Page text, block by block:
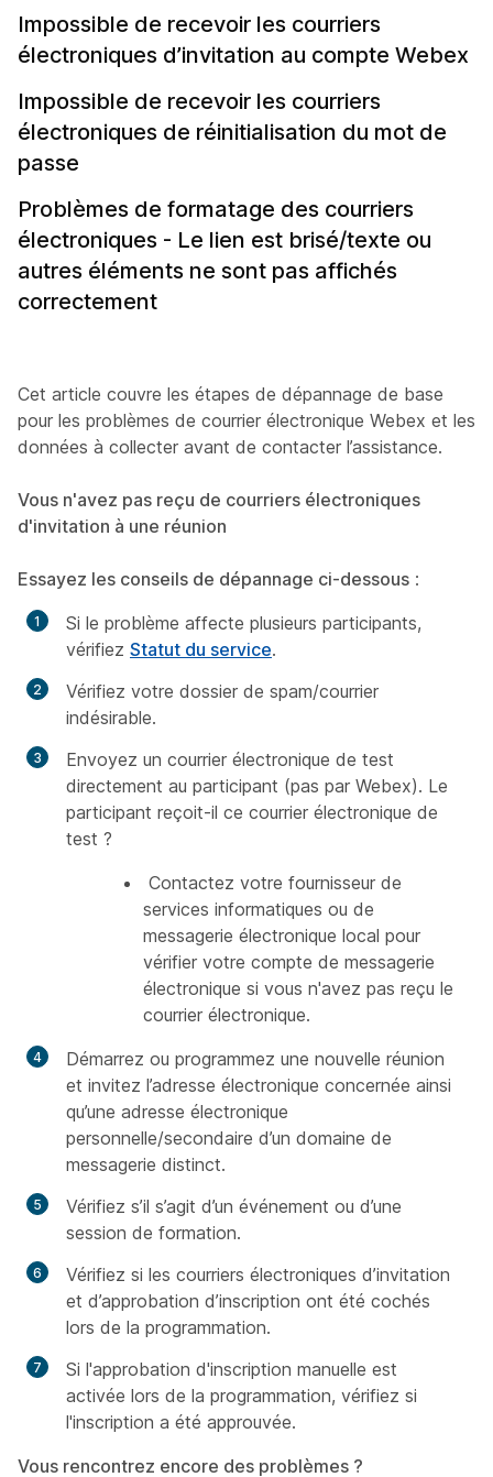
Impossible de recevoir les courriers
électroniques d’invitation au compte Webex
Impossible de recevoir les courriers
électroniques de réinitialisation du mot de
passe
Problèmes de formatage des courriers
électroniques - Le lien est brisé/texte ou
autres éléments ne sont pas affichés
correctement
Cet article couvre les étapes de dépannage de base
pour les problèmes de courrier électronique Webex et les
données à collecter avant de contacter l’assistance.
Vous n'avez pas reçu de courriers électroniques
d'invitation à une réunion
Essayez les conseils de dépannage ci-dessous :
Si le problème affecte plusieurs participants,
vérifiez Statut du service.
Vérifiez votre dossier de spam/courrier
indésirable.
Envoyez un courrier électronique de test
directement au participant (pas par Webex). Le
participant reçoit-il ce courrier électronique de
test ?
Contactez votre fournisseur de
services informatiques ou de
messagerie électronique local pour
vérifier votre compte de messagerie
électronique si vous n'avez pas reçu le
courrier électronique.
Démarrez ou programmez une nouvelle réunion
et invitez l’adresse électronique concernée ainsi
qu’une adresse électronique
personnelle/secondaire d’un domaine de
messagerie distinct.
Vérifiez s’il s’agit d’un événement ou d’une
session de formation.
Vérifiez si les courriers électroniques d’invitation
et d’approbation d’inscription ont été cochés
lors de la programmation.
Si l'approbation d'inscription manuelle est
activée lors de la programmation, vérifiez si
l'inscription a été approuvée.
Vous rencontrez encore des problèmes ?